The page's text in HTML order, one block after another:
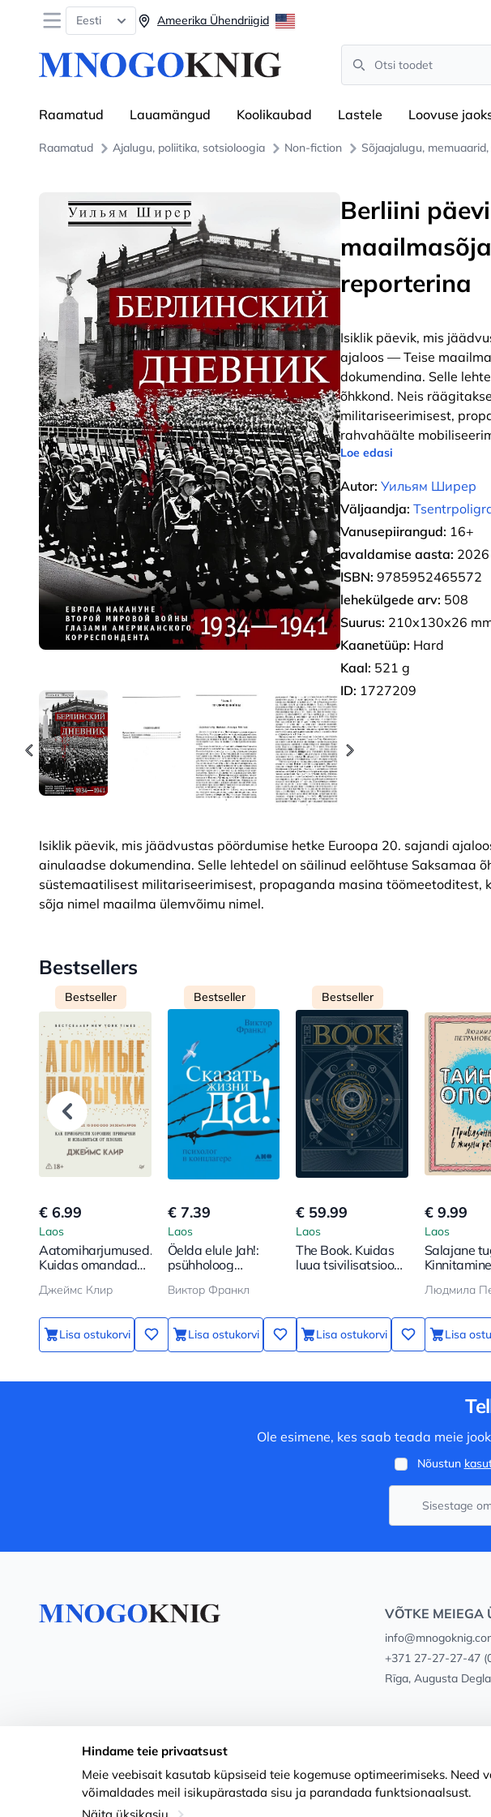
Open menu
Eesti Ameerika Ühendriigid
Search
Raamatud Lauamängud Koolikaubad Lastele Loovuse
Raamatud Ajalugu, poliitika, sotsioloogia Non-fiction Sõjaajalugu,
Berliini
reporterina
Isiklik päevik, mis
ajaloos — Teise
dokumendina. Selle
õhkkond. Neis
militariseerimisest,
rahvahäälte
Loe edasi
Autor: Уильям Ширер
Väljaandja:
Vanusepiirangud: 16+
avaldamise aasta: 2026
ISBN: 9785952465572
lehekülgede arv: 508
Suurus: 210х130х26
Kaanetüüp: Hard
Kaal: 521 g
ID: 1727209
Isiklik päevik, mis jäädvustas pöördumise hetke Euroopa 20. sajandi
ainulaadse dokumendina. Selle lehtedel on säilinud eelõhtuse Saksamaa
süstemaatilisest militariseerimisest, propaganda masina töömeetoditest,
sõja nimel maailma ülemvõimu nimel.
Bestsellers
Bestseller
€ 6.99
Laos
Aatomiharjumused.
Kuidas omandada
vabaneda
Джеймс Клир
Lisa ostukorvi
Bestseller
€ 7.39
Laos
Öelda elule Jah!:
psühholoog
Виктор Франкл
Lisa ostukorvi
Bestseller
€ 59.99
Laos
The Book. Kuidas
luua tsivilisatsioon
Lisa ostukorvi
€ 9.99
Laos
Salajane
Lisa
Ole esimene, kes saab teada meie
Nõustun
VÕTKE MEIEGA
+371 27-27-27-47
Rīga, Augusta
Hindame teie privaatsust
Meie veebisait kasutab küpsiseid teie kogemuse optimeerimiseks.
võimaldades meil isikupärastada sisu ja parandada funktsionaalsust.